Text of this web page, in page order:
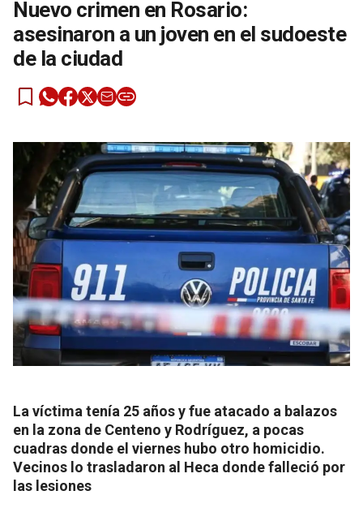
Nuevo crimen en Rosario:
asesinaron a un joven en el sudoeste
de la ciudad
La víctima tenía 25 años y fue atacado a balazos
en la zona de Centeno y Rodríguez, a pocas
cuadras donde el viernes hubo otro homicidio.
Vecinos lo trasladaron al Heca donde falleció por
las lesiones